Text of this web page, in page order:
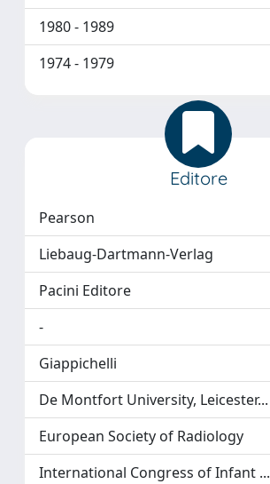
1980 - 1989
1974 - 1979
Editore
Pearson
Liebaug-Dartmann-Verlag
Pacini Editore
-
Giappichelli
De Montfort University, Leicester...
European Society of Radiology
International Congress of Infant ...